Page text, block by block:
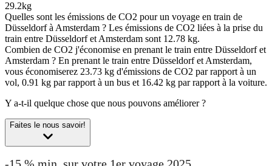
29.2kg
Quelles sont les émissions de CO2 pour un voyage en train de
Düsseldorf à Amsterdam ? Les émissions de CO2 liées à la prise du
train entre Düsseldorf et Amsterdam sont 12.78 kg.
Combien de CO2 j'économise en prenant le train entre Düsseldorf et
Amsterdam ? En prenant le train entre Düsseldorf et Amsterdam,
vous économiserez 23.73 kg d'émissions de CO2 par rapport à un
vol, 0.91 kg par rapport à un bus et 16.42 kg par rapport à la voiture.
Y a-t-il quelque chose que nous pouvons améliorer ?
Faites le nous savoir!